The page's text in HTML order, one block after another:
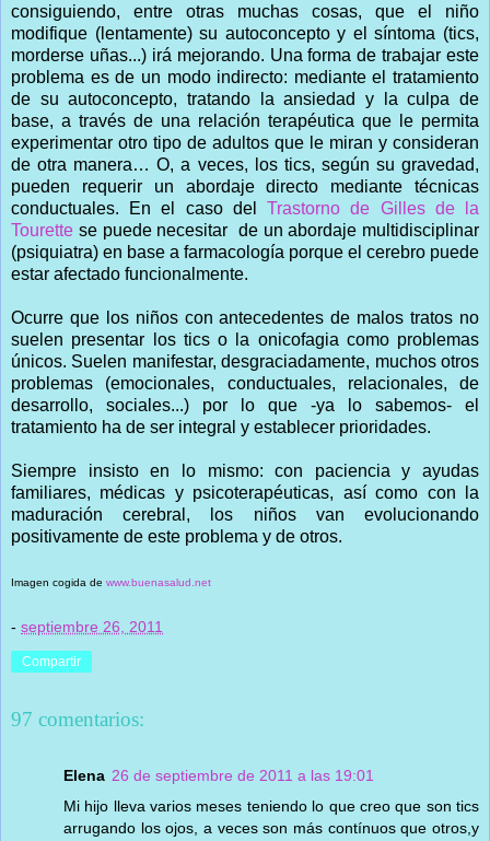
consiguiendo, entre otras muchas cosas, que el niño
modifique (lentamente) su autoconcepto y el síntoma (tics,
morderse uñas...) irá mejorando. Una forma de trabajar este
problema es de un modo indirecto: mediante el tratamiento
de su autoconcepto, tratando la ansiedad y la culpa de
base, a través de una relación terapéutica que le permita
experimentar otro tipo de adultos que le miran y consideran
de otra manera… O, a veces, los tics, según su gravedad,
pueden requerir un abordaje directo mediante técnicas
conductuales. En el caso delTrastorno de Gilles de la
Tourette se puede necesitar de un abordaje multidisciplinar
(psiquiatra) en base a farmacología porque el cerebro puede
estar afectado funcionalmente.
Ocurre que los niños con antecedentes de malos tratos no
suelen presentar los tics o la onicofagia como problemas
únicos. Suelen manifestar, desgraciadamente, muchos otros
problemas (emocionales, conductuales, relacionales, de
desarrollo, sociales...) por lo que -ya lo sabemos- el
tratamiento ha de ser integral y establecer prioridades.
Siempre insisto en lo mismo: con paciencia y ayudas
familiares, médicas y psicoterapéuticas, así como con la
maduración cerebral, los niños van evolucionando
positivamente de este problema y de otros.
Imagen cogida de www.buenasalud.net
- septiembre 26, 2011
Compartir
97 comentarios:
Elena 26 de septiembre de 2011 a las 19:01
Mi hijo lleva varios meses teniendo lo que creo que son tics
arrugando los ojos, a veces son más contínuos que otros,y